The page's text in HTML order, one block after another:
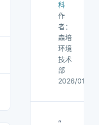
科
作
者：
森培
环境
技术
部
2026/01/02